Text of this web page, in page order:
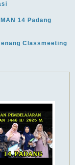
14 Padang
Classmeeting